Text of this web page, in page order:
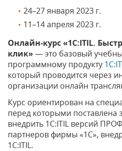
24–27 января 2023 г.
11–14 апреля 2023 г.
Онлайн-курс «1С:ITIL.
клик» — это базовый
программному продукту
который проводится через
организации онлайн
Курс ориентирован на
перед которыми поставлена
внедрить 1С:ITIL версий
партнеров фирмы «1С»,
1С:ITIL.